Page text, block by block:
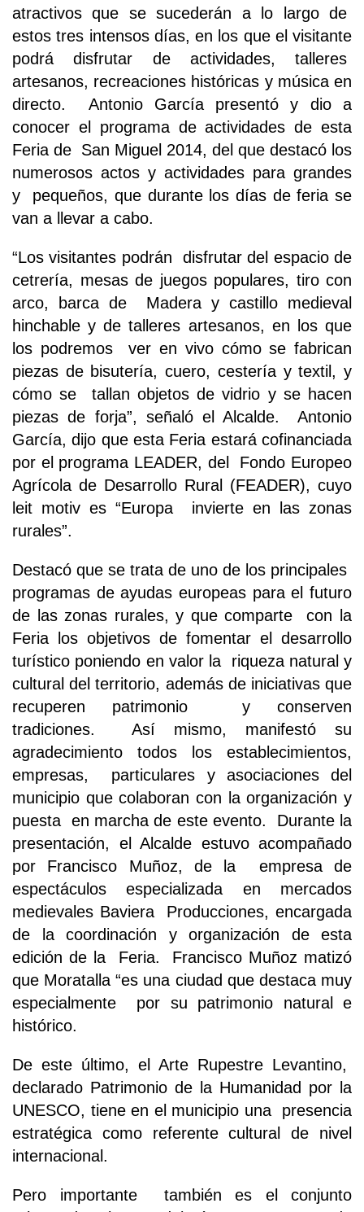
atractivos que se sucederán a lo largo de
estos tres intensos días, en los que el visitante
podrá disfrutar de actividades, talleres
artesanos, recreaciones históricas y música en
directo. Antonio García presentó y dio a
conocer el programa de actividades de esta
Feria de San Miguel 2014, del que destacó los
numerosos actos y actividades para grandes
y pequeños, que durante los días de feria se
van a llevar a cabo.
“Los visitantes podrán disfrutar del espacio de
cetrería, mesas de juegos populares, tiro con
arco, barca de Madera y castillo medieval
hinchable y de talleres artesanos, en los que
los podremos ver en vivo cómo se fabrican
piezas de bisutería, cuero, cestería y textil, y
cómo se tallan objetos de vidrio y se hacen
piezas de forja”, señaló el Alcalde. Antonio
García, dijo que esta Feria estará cofinanciada
por el programa LEADER, del Fondo Europeo
Agrícola de Desarrollo Rural (FEADER), cuyo
leit motiv es “Europa invierte en las zonas
rurales”.
Destacó que se trata de uno de los principales
programas de ayudas europeas para el futuro
de las zonas rurales, y que comparte con la
Feria los objetivos de fomentar el desarrollo
turístico poniendo en valor la riqueza natural y
cultural del territorio, además de iniciativas que
recuperen patrimonio y conserven
tradiciones. Así mismo, manifestó su
agradecimiento todos los establecimientos,
empresas, particulares y asociaciones del
municipio que colaboran con la organización y
puesta en marcha de este evento. Durante la
presentación, el Alcalde estuvo acompañado
por Francisco Muñoz, de la empresa de
espectáculos especializada en mercados
medievales Baviera Producciones, encargada
de la coordinación y organización de esta
edición de la Feria. Francisco Muñoz matizó
que Moratalla “es una ciudad que destaca muy
especialmente por su patrimonio natural e
histórico.
De este último, el Arte Rupestre Levantino,
declarado Patrimonio de la Humanidad por la
UNESCO, tiene en el municipio una presencia
estratégica como referente cultural de nivel
internacional.
Pero importante también es el conjunto